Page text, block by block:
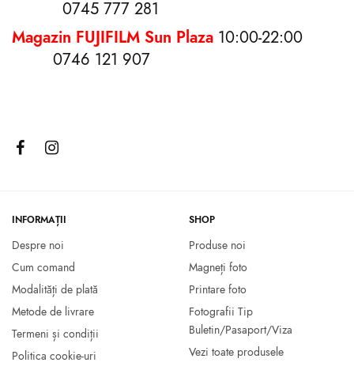
0745 777 281
Magazin FUJIFILM Sun Plaza 10:00-22:00
0746 121 907
INFORMAȚII
Despre noi
Cum comand
Modalități de plată
Metode de livrare
Termeni și condiții
Politica cookie-uri
SHOP
Produse noi
Magneți foto
Printare foto
Fotografii Tip
Buletin/Pasaport/Viza
Vezi toate produsele